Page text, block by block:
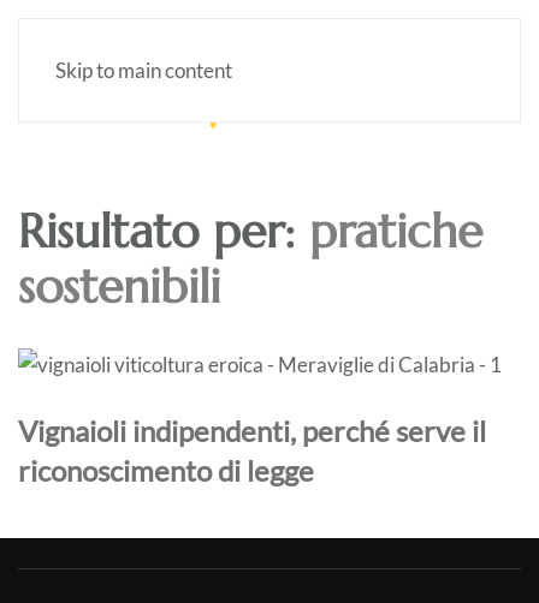
Skip to main content
Risultato per: pratiche
sostenibili
Vignaioli indipendenti, perché serve il
riconoscimento di legge